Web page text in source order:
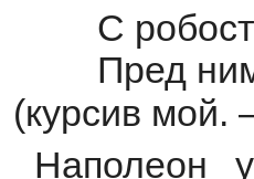
С
Пред
(курсив мой.
Наполеон